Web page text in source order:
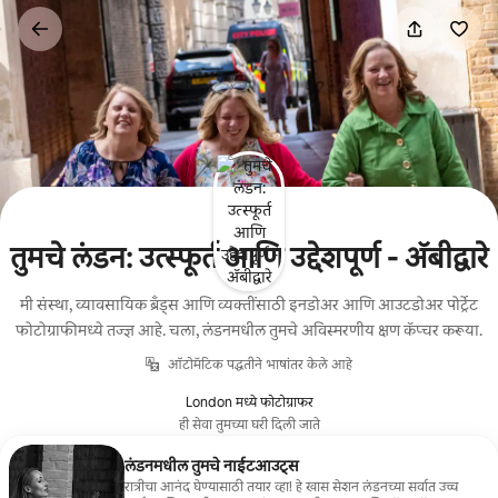
कंटेंटवर
जा
तुमचे लंडन: उत्स्फूर्त आणि उद्देशपूर्ण - ॲबीद्वारे
मी संस्था, व्यावसायिक ब्रँड्स आणि व्यक्तींसाठी इनडोअर आणि आउटडोअर पोर्ट्रेट
फोटोग्राफीमध्ये तज्ज्ञ आहे. चला, लंडनमधील तुमचे अविस्मरणीय क्षण कॅप्चर करूया.
ऑटोमॅटिक पद्धतीने भाषांतर केले आहे
London मध्ये फोटोग्राफर
ही सेवा तुमच्या घरी दिली जाते
लंडनमधील तुमचे नाईटआउट्स
रात्रीचा आनंद घेण्यासाठी तयार व्हा! हे खास सेशन लंडनच्या सर्वात उच्च